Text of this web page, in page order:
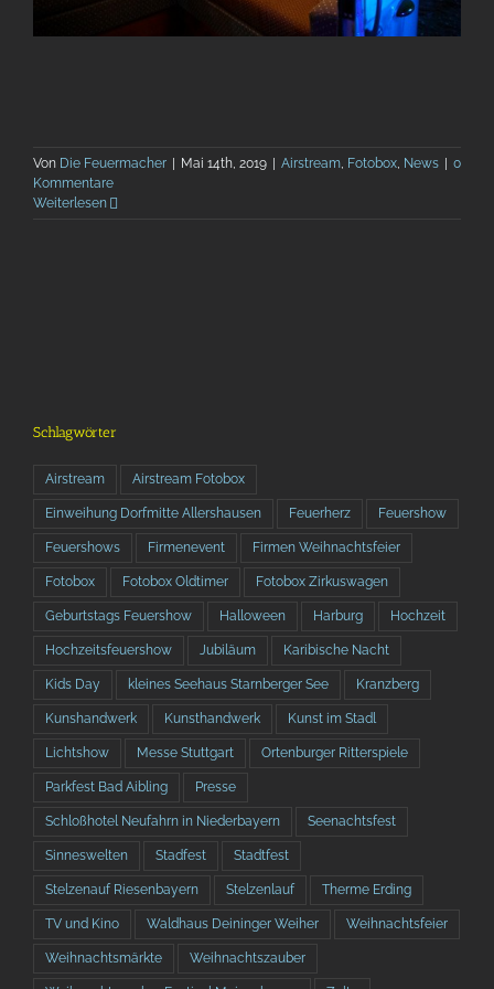
Von Die Feuermacher Mai 14th, 2019 Airstream, Fotobox, News
0
Kommentare
Weiterlesen
Schlagwörter
Airstream Airstream Fotobox
Einweihung Dorfmitte Allershausen Feuerherz Feuershow
Feuershows Firmenevent Firmen Weihnachtsfeier
Fotobox Fotobox Oldtimer Fotobox Zirkuswagen
Geburtstags Feuershow Halloween Harburg Hochzeit
Hochzeitsfeuershow Jubiläum Karibische Nacht
Kids Day kleines Seehaus Starnberger See Kranzberg
Kunshandwerk Kunsthandwerk Kunst im Stadl
Lichtshow Messe Stuttgart Ortenburger Ritterspiele
Parkfest Bad Aibling Presse
Schloßhotel Neufahrn in Niederbayern Seenachtsfest
Sinneswelten Stadfest Stadtfest
Stelzenauf Riesenbayern Stelzenlauf Therme Erding
TV und Kino Waldhaus Deininger Weiher Weihnachtsfeier
Weihnachtsmärkte Weihnachtszauber